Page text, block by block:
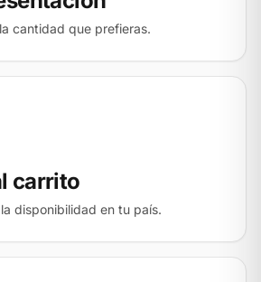
cantidad que prefieras.
carrito
disponibilidad en tu país.